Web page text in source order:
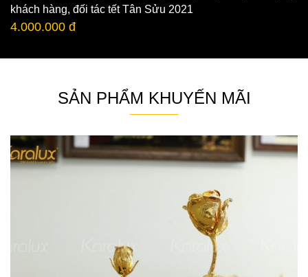
khách hàng, đối tác tết Tân Sửu 2021
4.000.000 đ
SẢN PHẨM KHUYẾN MÃI